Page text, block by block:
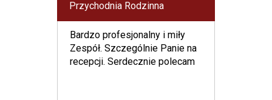
Przychodnia Rodzinna
Bardzo profesjonalny i miły
Zespół. Szczególnie Panie na
recepcji. Serdecznie polecam